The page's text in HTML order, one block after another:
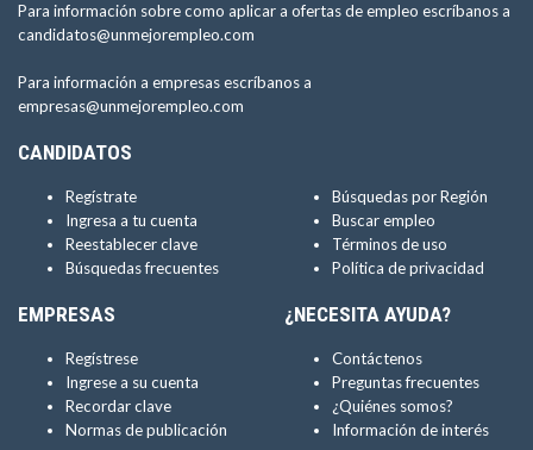
Para información sobre como aplicar a ofertas de empleo escríbanos a
candidatos@unmejorempleo.com
Para información a empresas escríbanos a
empresas@unmejorempleo.com
CANDIDATOS
Regístrate
Ingresa a tu cuenta
Reestablecer clave
Búsquedas frecuentes
Búsquedas por Región
Buscar empleo
Términos de uso
Política de privacidad
EMPRESAS
Regístrese
Ingrese a su cuenta
Recordar clave
Normas de publicación
¿NECESITA AYUDA?
Contáctenos
Preguntas frecuentes
¿Quiénes somos?
Información de interés